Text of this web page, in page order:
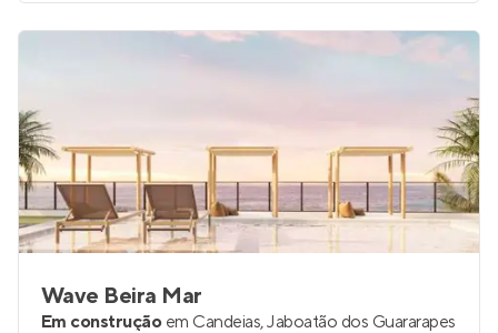
Wave Beira Mar
Em construção em Candeias,Jaboatão dos Guararapes